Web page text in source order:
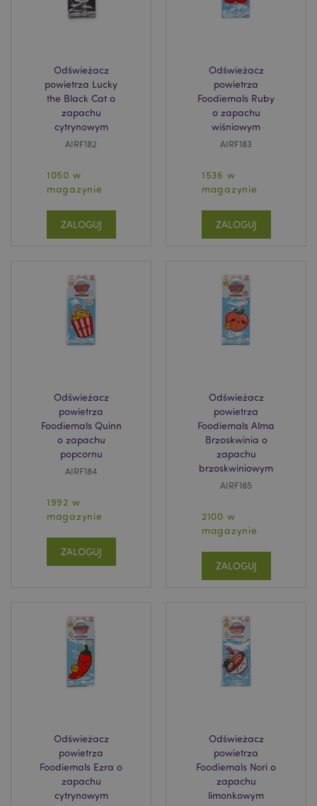
Odświeżacz
powietrza Lucky
the Black Cat o
zapachu
cytrynowym
AIRF182
1050 w
magazynie
ZALOGUJ
Odświeżacz
powietrza
Foodiemals Ruby
o zapachu
wiśniowym
AIRF183
1536 w
magazynie
ZALOGUJ
Odświeżacz
powietrza
Foodiemals Quinn
o zapachu
popcornu
AIRF184
1992 w
magazynie
ZALOGUJ
Odświeżacz
powietrza
Foodiemals Alma
Brzoskwinia o
zapachu
brzoskwiniowym
AIRF185
2100 w
magazynie
ZALOGUJ
Odświeżacz
powietrza
Foodiemals Ezra o
zapachu
cytrynowym
Odświeżacz
powietrza
Foodiemals Nori o
zapachu
limonkowym
recently_compared_product_previous
Adobe Inc.
www.puckator.pl
mage-messages
Adobe Inc.
www.puckator.pl
X-Magento-Vary
Adobe Inc.
www.puckator.pl